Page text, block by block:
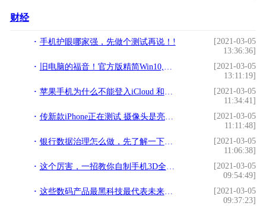
财经
手机护眼哪家强，先做个测试再说！!
[2021-03-05
13:36:36]
旧电脑的福音！官方版精简Win10,简直不要太香!
[2021-03-05
13:11:19]
苹果手机为什么不能登入iCloud 和APP Store!
[2021-03-05
11:34:41]
传新款iPhone正在测试 摄像头是亮点！!
[2021-03-05
11:11:48]
银行数据治理怎么做，先了解一下元数据管理在银行业务中的应用!
[2021-03-05
11:06:38]
这个厉害，一招教你自制手机3D全息，瞬间赶超iphone8!
[2021-03-05
09:54:49]
这些数码产品最黑科技最代表未来趋势最时尚，你get了吗？!
[2021-03-05
09:37:23]